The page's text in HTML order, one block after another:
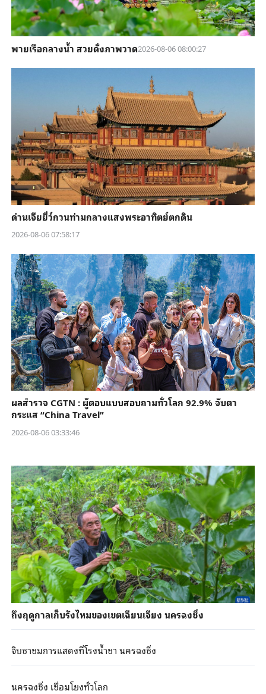
พายเรือกลางน้ำ สวยดั่งภาพวาด2026-08-06 08:00:27
ด่านเจียยี่ว์กวนท่ามกลางแสงพระอาทิตย์ตกดิน
2026-08-06 07:58:17
ผลสำรวจ CGTN : ผู้ตอบแบบสอบถามทั่วโลก 92.9% จับตา
กระแส “China Travel”
2026-08-06 03:33:46
ถึงฤดูกาลเก็บรังไหมของเขตเฉียนเจียง นครฉงชิ่ง
จิบชาชมการแสดงที่โรงน้ำชา นครฉงชิ่ง
นครฉงชิ่ง เชื่อมโยงทั่วโลก